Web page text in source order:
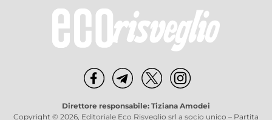
Direttore responsabile: Tiziana Amodei
Copyright © 2026, Editoriale Eco Risveglio srl a socio unico – Partita